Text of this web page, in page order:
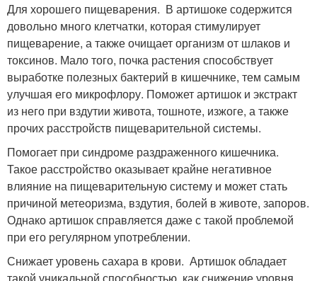
Для хорошего пищеварения. В артишоке содержится
довольно много клетчатки, которая стимулирует
пищеварение, а также очищает организм от шлаков и
токсинов. Мало того, почка растения способствует
выработке полезных бактерий в кишечнике, тем самым
улучшая его микрофлору. Поможет артишок и экстракт
из него при вздутии живота, тошноте, изжоге, а также
прочих расстройств пищеварительной системы.
Помогает при синдроме раздраженного кишечника.
Такое расстройство оказывает крайне негативное
влияние на пищеварительную систему и может стать
причиной метеоризма, вздутия, болей в животе, запоров.
Однако артишок справляется даже с такой проблемой
при его регулярном употреблении.
Снижает уровень сахара в крови. Артишок обладает